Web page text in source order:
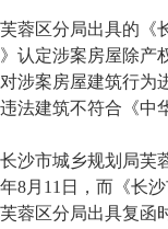
区分局出具的《
认定涉案房屋除产
涉案房屋建筑行为
法建筑不符合《中
市城乡规划局芙蓉
8月11日，而《长
蓉区分局出具复函